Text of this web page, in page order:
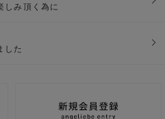
しみ頂く為に
した